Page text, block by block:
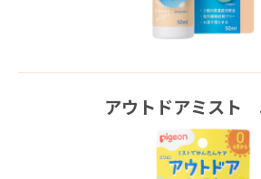
アウトドアミス